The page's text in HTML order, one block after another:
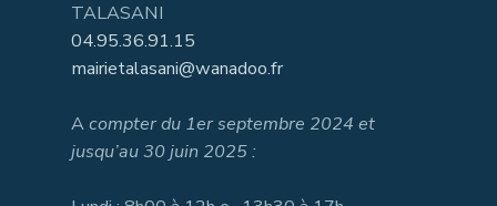
TALASANI
04.95.36.91.15
mairietalasani@wanadoo.fr
Acompter du 1er septembre 2024 et
jusqu’au 30 juin 2025 :